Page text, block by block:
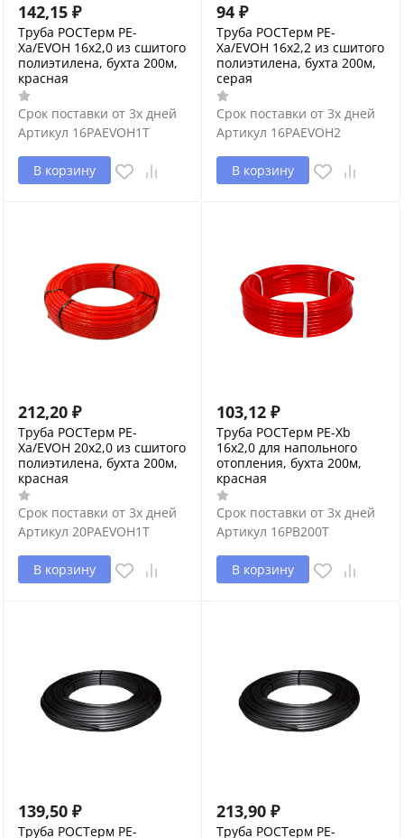
142,15 ₽
Труба РОСТерм PE-
Xa/EVOH 16х2,0 из сшитого
полиэтилена, бухта 200м,
красная
Срок поставки от 3х дней
Артикул 16PAEVOH1T
В корзину
94 ₽
Труба РОСТерм PE-
Xa/EVOH 16х2,2 из сшитого
полиэтилена, бухта 200м,
серая
Срок поставки от 3х дней
Артикул 16PAEVOH2
В корзину
212,20 ₽
Труба РОСТерм PE-
Xa/EVOH 20х2,0 из сшитого
полиэтилена, бухта 200м,
красная
Срок поставки от 3х дней
Артикул 20PAEVOH1T
В корзину
103,12 ₽
Труба РОСТерм PE-Xb
16х2,0 для напольного
отопления, бухта 200м,
красная
Срок поставки от 3х дней
Артикул 16PB200T
В корзину
139,50 ₽
Труба РОСТерм PE-
213,90 ₽
Труба РОСТерм PE-